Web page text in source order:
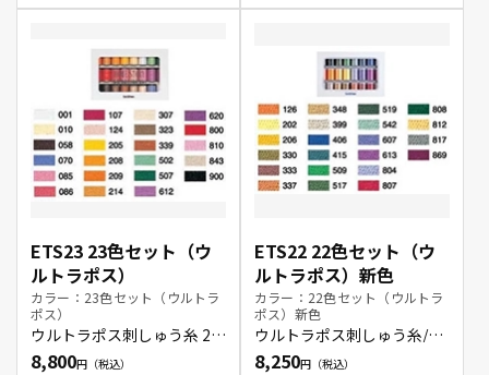
ETS23 23色セット（ウ
ルトラポス）
カラー：23色セット（ウルトラ
ポス）
ウルトラポス刺しゅう糸 23
色セット
8,800
ETS22 22色セット（ウ
ルトラポス）新色
カラー：22色セット（ウルトラ
ポス）新色
ウルトラポス刺しゅう糸/新
色22色セット
8,250